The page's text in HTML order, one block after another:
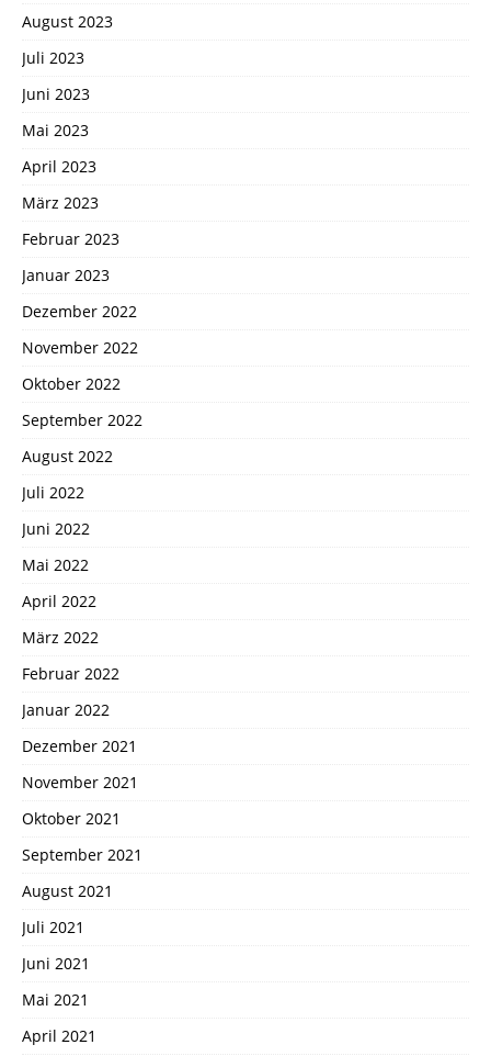
August 2023
Juli 2023
Juni 2023
Mai 2023
April 2023
März 2023
Februar 2023
Januar 2023
Dezember 2022
November 2022
Oktober 2022
September 2022
August 2022
Juli 2022
Juni 2022
Mai 2022
April 2022
März 2022
Februar 2022
Januar 2022
Dezember 2021
November 2021
Oktober 2021
September 2021
August 2021
Juli 2021
Juni 2021
Mai 2021
April 2021